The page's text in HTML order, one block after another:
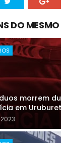
DO
morrem
em